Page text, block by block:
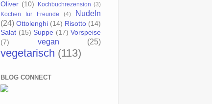
Oliver (10) Kochbuchrezension (3)
Kochen für Freunde
(4)
Nudeln
(24) Ottolenghi (14) Risotto (14)
Salat (15) Suppe (17) Vorspeise
(7)
vegan (25)
vegetarisch (113)
BLOG CONNECT